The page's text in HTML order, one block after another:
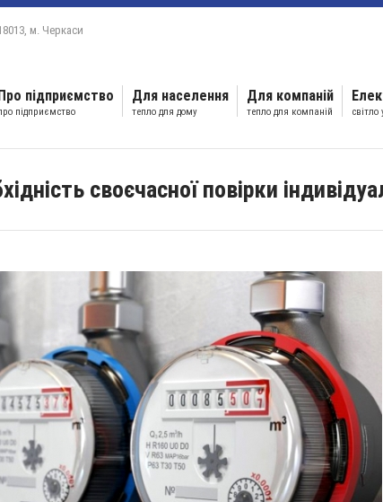
м. Черкаси
підприємство
підприємство
Для населення
тепло для дому
Для компаній
тепло для компаній
своєчасної повірки